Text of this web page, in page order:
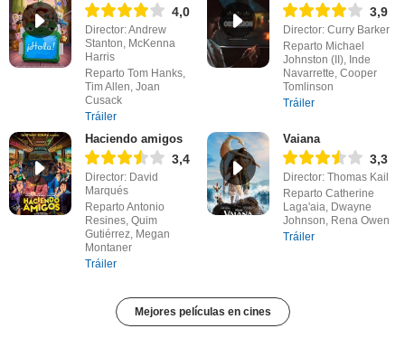
4,0
Director: Andrew
Stanton, McKenna
Harris
Reparto Tom Hanks,
Tim Allen, Joan
Cusack
Tráiler
3,9
Director: Curry Barker
Reparto Michael
Johnston (II), Inde
Navarrette, Cooper
Tomlinson
Tráiler
Haciendo amigos
3,4
Director: David
Marqués
Reparto Antonio
Resines, Quim
Gutiérrez, Megan
Montaner
Tráiler
Vaiana
3,3
Director: Thomas Kail
Reparto Catherine
Laga'aia, Dwayne
Johnson, Rena Owen
Tráiler
Mejores películas en cines